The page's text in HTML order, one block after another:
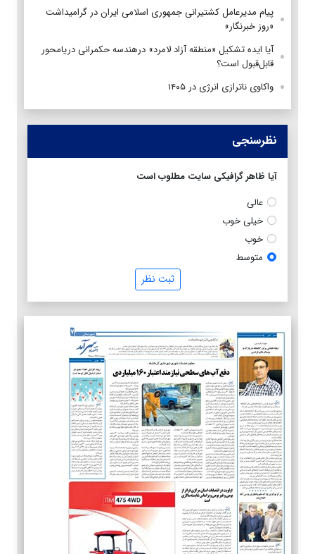
پیام مدیرعامل کشتیرانی جمهوری اسلامی ایران در گرامیداشت
«روز خبرنگار»
آیا ایده تشکیل «منطقه آزاد لامرد» درهندسه حکمرانی دریامحور
قابل‌قبول است؟
واکاوی ناترازی انرژی در ۱۴۰۵
نظرسنجی
آیا ظاهر گرافیکی سایت مطلوب است
عالی
خیلی خوب
خوب
متوسط
ثبت نظر